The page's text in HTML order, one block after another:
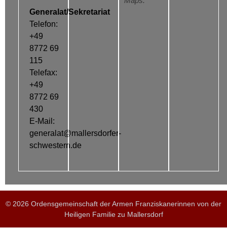
Generalat/Sekretariat
Telefon:
+49
8772 69
115
Telefax:
+49
8772 69
430
E-Mail:
generalat@mallersdorfer-
schwestern.de
© 2026 Ordensgemeinschaft der Armen Franziskanerinnen von der
Heiligen Familie zu Mallersdorf